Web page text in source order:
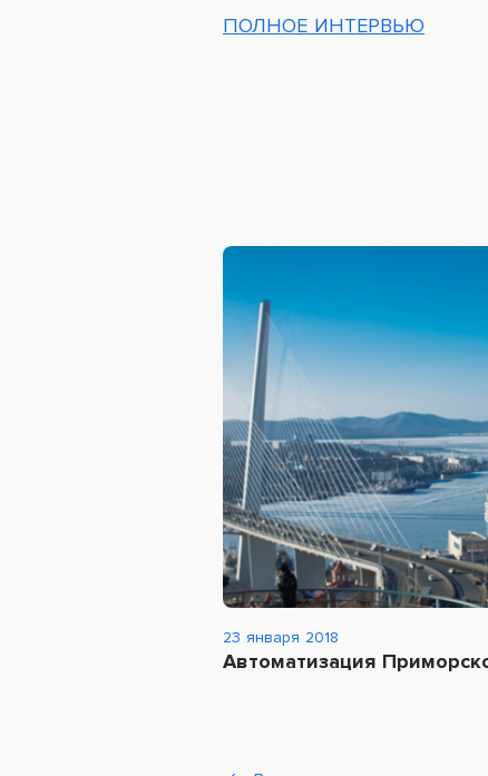
ПОЛНОЕ ИНТЕРВЬЮ
23 января 2018
Автоматизация